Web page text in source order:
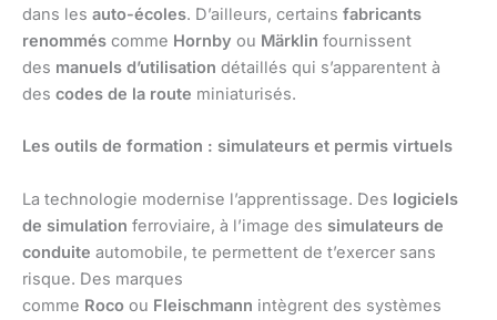
dans les auto-écoles. D’ailleurs, certains fabricants
renommés comme Hornby ou Märklin fournissent
des manuels d’utilisation détaillés qui s’apparentent à
des codes de la route miniaturisés.
Les outils de formation : simulateurs et permis virtuels
La technologie modernise l’apprentissage. Des logiciels
de simulation ferroviaire, à l’image des simulateurs de
conduite automobile, te permettent de t’exercer sans
risque. Des marques
comme Roco ou Fleischmann intègrent des systèmes